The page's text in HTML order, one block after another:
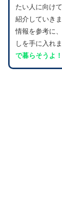
たい人に向け
紹介していき
情報を参考に
しを手に入れ
で暮らそうよ